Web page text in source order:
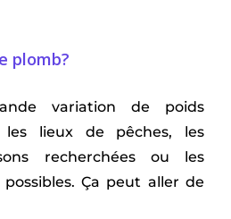
plomb?
variation de poids
les lieux de pêches, les
recherchées ou les
Ça peut aller de